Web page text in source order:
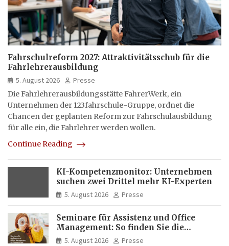
Fahrschulreform 2027: Attraktivitätsschub für die
Fahrlehrerausbildung
5. August 2026
Presse
Die Fahrlehrerausbildungsstätte FahrerWerk, ein
Unternehmen der 123fahrschule-Gruppe, ordnet die
Chancen der geplanten Reform zur Fahrschulausbildung
für alle ein, die Fahrlehrer werden wollen.
Continue Reading
KI-Kompetenzmonitor: Unternehmen
suchen zwei Drittel mehr KI-Experten
5. August 2026 Presse
Seminare für Assistenz und Office
Management: So finden Sie die
passende Weiterbildung
5. August 2026 Presse